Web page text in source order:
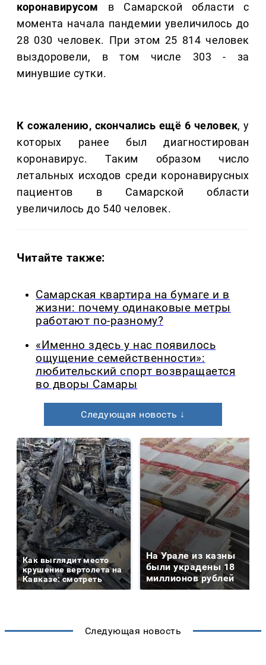
коронавирусом в Самарской области с
момента начала пандемии увеличилось до
28 030 человек. При этом 25 814 человек
выздоровели, в том числе 303 - за
минувшие сутки.
К сожалению, скончались ещё 6 человек, у
которых ранее был диагностирован
коронавирус. Таким образом число
летальных исходов среди коронавирусных
пациентов в Самарской области
увеличилось до 540 человек.
Читайте также:
Самарская квартира на бумаге и в
жизни: почему одинаковые метры
работают по-разному?
«Именно здесь у нас появилось
ощущение семейственности»:
любительский спорт возвращается
во дворы Самары
Следующая новость ↓
Как выглядит место
крушение вертолета на
Кавказе: смотреть
На Урале из казны
были украдены 18
миллионов рублей
Следующая новость